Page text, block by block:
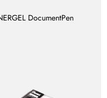
DocumentPen